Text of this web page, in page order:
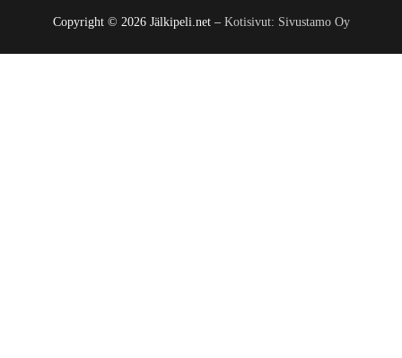
Copyright © 2026 Jälkipeli.net – Kotisivut: Sivustamo Oy